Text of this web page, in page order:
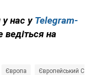
нас у Telegram-
ведіться на
Європа Європейський